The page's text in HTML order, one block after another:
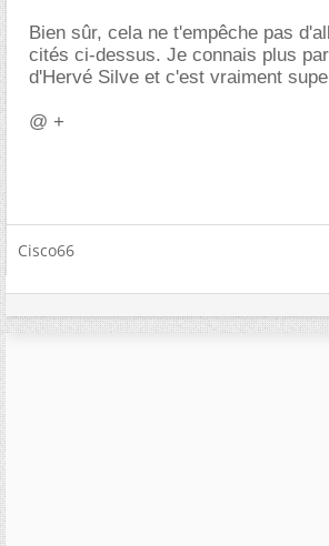
Bien sûr, cela ne t'empêche pas
cités ci-dessus. Je connais plus
d'Hervé Silve et c'est vraiment
@ +
Cisco66